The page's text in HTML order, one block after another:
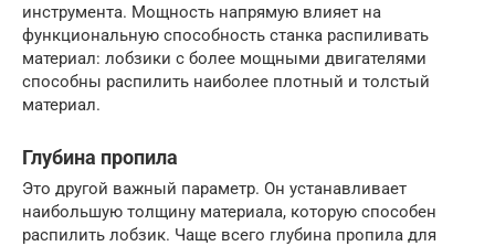
инструмента. Мощность напрямую влияет на
функциональную способность станка распиливать
материал: лобзики с более мощными двигателями
способны распилить наиболее плотный и толстый
материал.
Глубина пропила
Это другой важный параметр. Он устанавливает
наибольшую толщину материала, которую способен
распилить лобзик. Чаще всего глубина пропила для